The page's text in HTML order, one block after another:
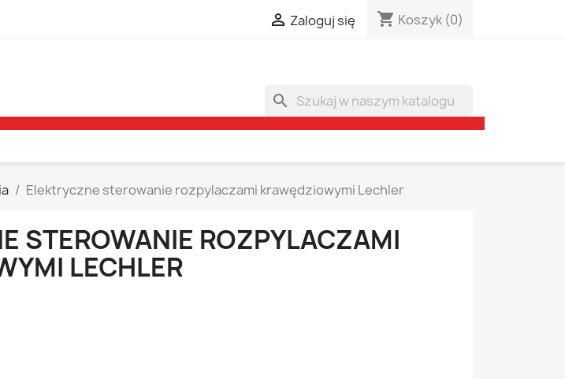
 Zaloguj się shopping_cart Koszyk (0)
search
Elektryczne sterowanie rozpylaczami krawędziowymi Lechler
STEROWANIE ROZPYLACZAMI
LECHLER